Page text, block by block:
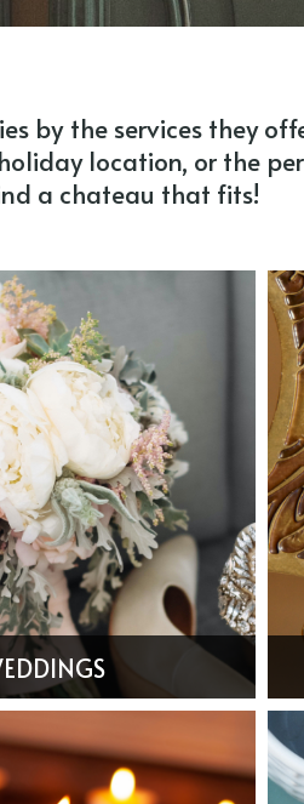
by the services they
location, or the
a chateau that fits!